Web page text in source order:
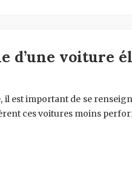
d’une voiture
il est important de se
ces voitures moins